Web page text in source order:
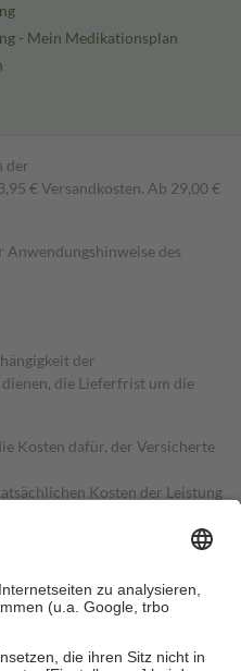
- Mein Medikationsplan
der
€ Versandkosten. Ab 29,00 €
des
der
die Lieferfrist um die
Kosten dafür, der Versicherte
Kosten der Leistung